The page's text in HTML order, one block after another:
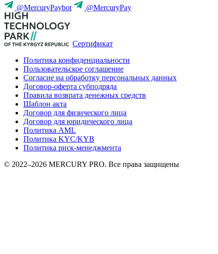
@MercuryPaybot
@MercuryPay
Сертификат
Политика конфиденциальности
Пользовательское соглашение
Согласие на обработку персональных данных
Договор-оферта субподряда
Правила возврата денежных средств
Шаблон акта
Договор для физического лица
Договор для юридического лица
Политика AML
Политика KYC/KYB
Политика риск-менеджмента
© 2022–2026 MERCURY PRO. Все права защищены